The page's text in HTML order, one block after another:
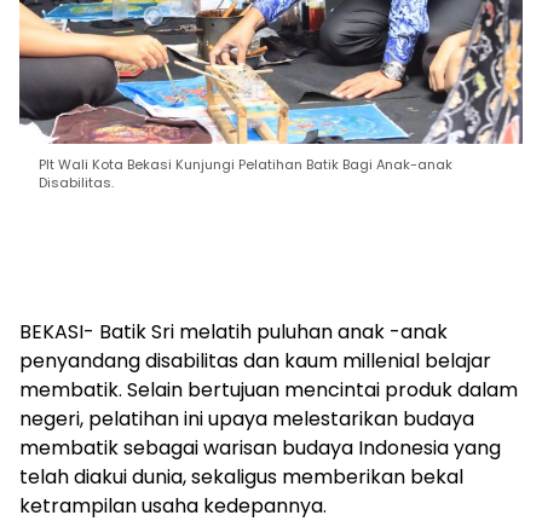
Plt Wali Kota Bekasi Kunjungi Pelatihan Batik Bagi Anak-anak
Disabilitas.
BEKASI- Batik Sri melatih puluhan anak -anak
penyandang disabilitas dan kaum millenial belajar
membatik. Selain bertujuan mencintai produk dalam
negeri, pelatihan ini upaya melestarikan budaya
membatik sebagai warisan budaya Indonesia yang
telah diakui dunia, sekaligus memberikan bekal
ketrampilan usaha kedepannya.